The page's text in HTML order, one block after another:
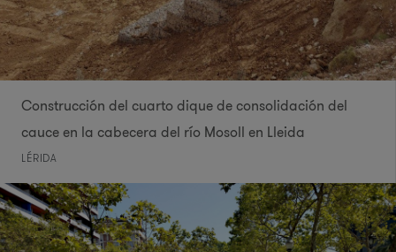
Construcción del cuarto dique de consolidación del
cauce en la cabecera del río Mosoll en Lleida
LÉRIDA